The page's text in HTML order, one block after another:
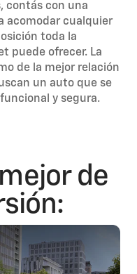
contás con una
acomodar cualquier
toda la
puede ofrecer. La
de la mejor relación
un auto que se
y segura.
de